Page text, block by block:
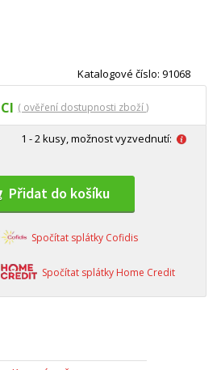
Katalogové číslo: 91068
( ověření dostupnosti zboží )
1 - 2 kusy, možnost vyzvednutí:
Přidat do košíku
Spočítat splátky Cofidis
Spočítat splátky Home Credit